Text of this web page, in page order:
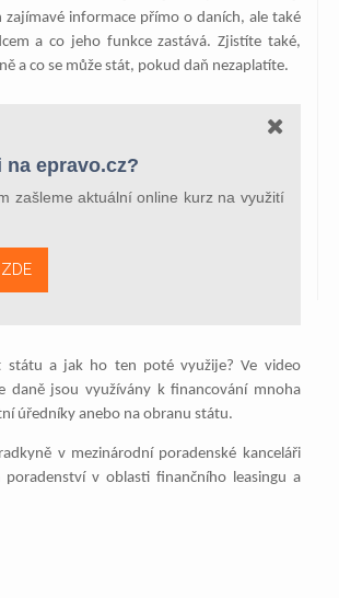
informace přímo o daních, ale také
a co jeho funkce zastává. Zjistíte také,
a co se může stát, pokud daň nezaplatíte.
na epravo.cz?
zašleme aktuální online kurz na využití
státu a jak ho ten poté využije? Ve video
daně jsou využívány k financování mnoha
úředníky anebo na obranu státu.
v mezinárodní poradenské kanceláři
v oblasti finančního leasingu a